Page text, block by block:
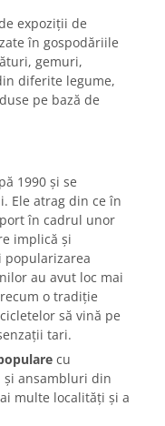
expoziţii de
în gospodăriile
gemuri,
diferite legume,
pe bază de
1990 și se
Ele atrag din ce în
în cadrul unor
implică și
popularizarea
au avut loc mai
o tradiție
să vină pe
tari.
cu
ansambluri din
multe localități și a